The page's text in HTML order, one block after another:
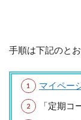
手順は下記のとお
マイペー
「定期